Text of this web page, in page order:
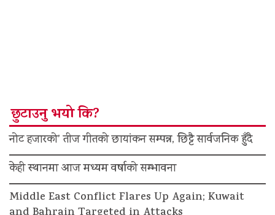
छुटाउनु भयो कि?
नोट हजारको’ तीज गीतको छायांकन सम्पन्न, छिट्टै सार्वजनिक हुँदै
केही स्थानमा आज मध्यम वर्षाको सम्भावना
Middle East Conflict Flares Up Again; Kuwait